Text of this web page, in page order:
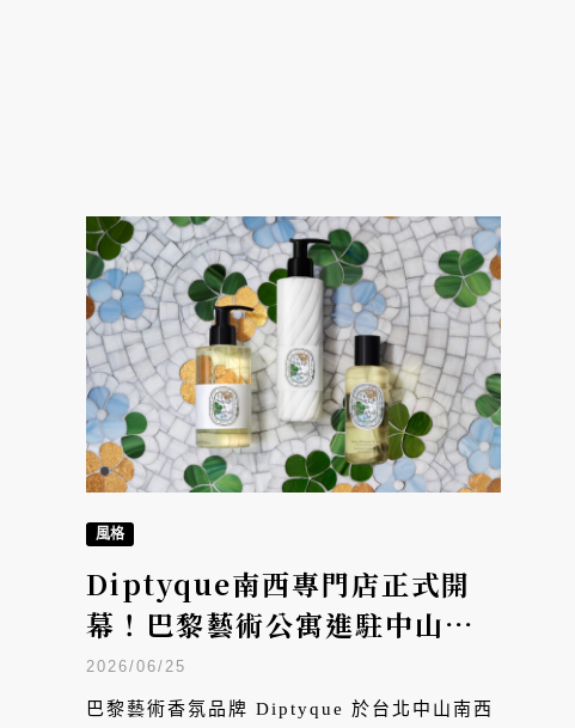
風格
Diptyque南西專門店正式開
幕！巴黎藝術公寓進駐中山南
西，「水映花園之夏」限量系
列同步登場
2026/06/25
巴黎藝術香氛品牌 Diptyque 於台北中山南西